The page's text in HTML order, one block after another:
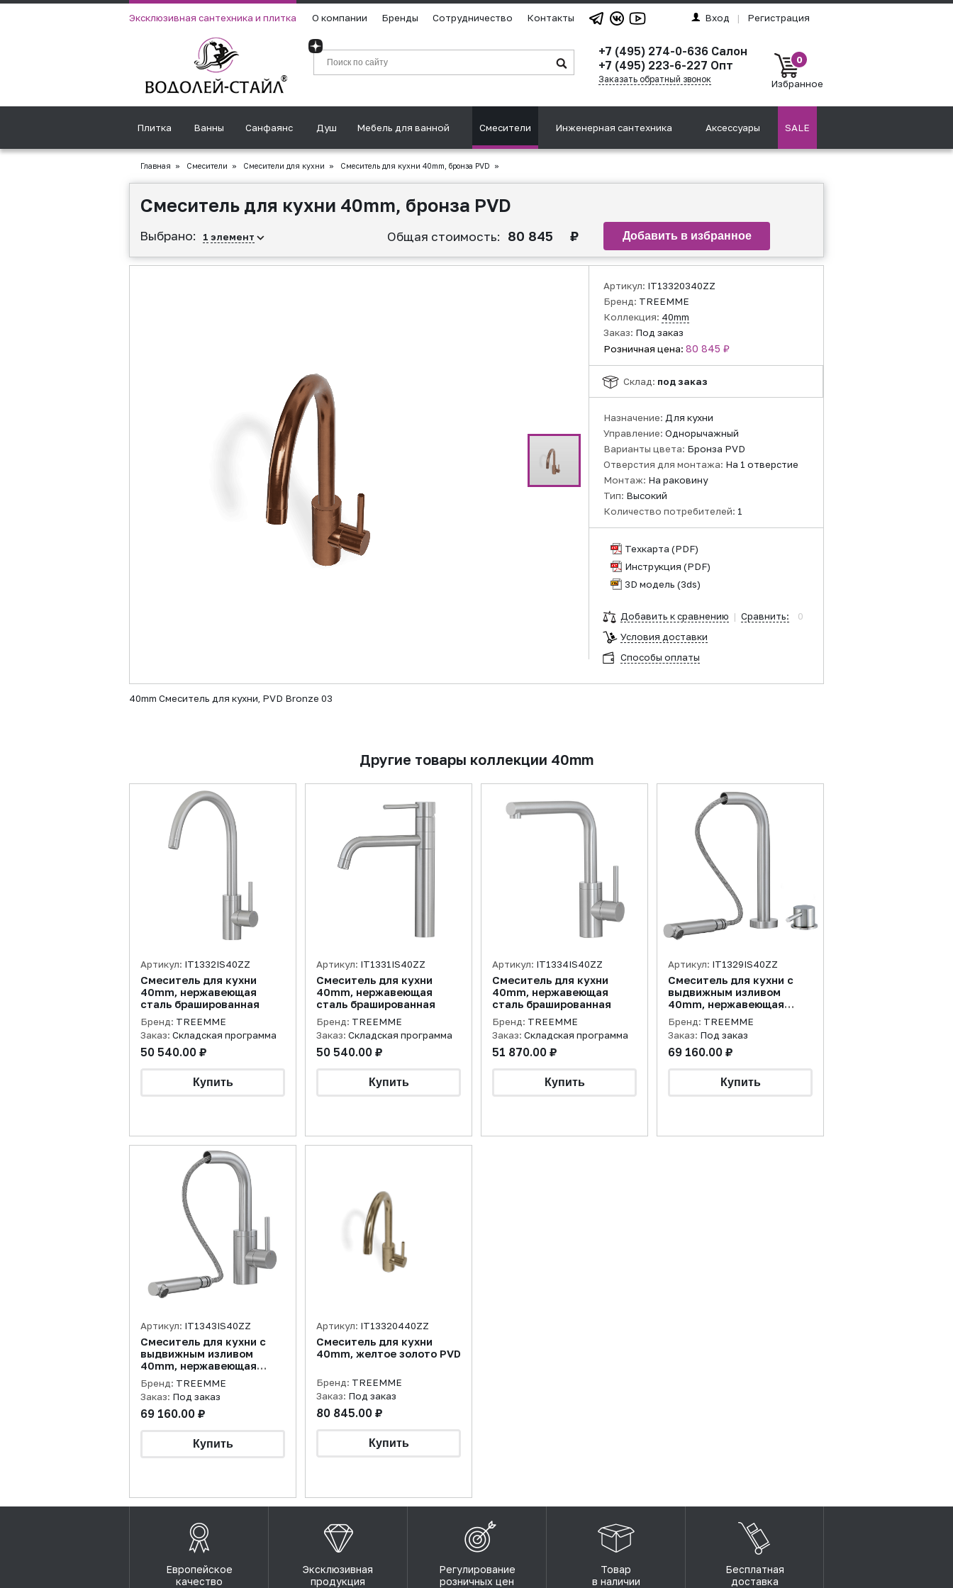
Эксклюзивная сантехника и плитка О компании Бренды Сотрудничество Контакты Вход | Регистрация
+7 (495) 274-0-636 Салон
+7 (495) 223-6-227 Опт
Заказать обратный звонок
0
Избранное
Плитка Ванны Санфаянс Душ Мебель для ванной Смесители Инженерная сантехника Аксессуары SALE
Главная » Смесители » Смесители для кухни » Смеситель для кухни 40mm, бронза PVD »
Смеситель для кухни 40mm, бронза PVD
Выбрано: 1 элемент Общая стоимость: 80 845 ₽
Артикул: IT13320340ZZ
Бренд: TREEMME
Коллекция: 40mm
Заказ: Под заказ
Розничная цена: 80 845 ₽
Склад: под заказ
Назначение: Для кухни
Управление: Однорычажный
Варианты цвета: Бронза PVD
Отверстия для монтажа: На 1 отверстие
Монтаж: На раковину
Тип: Высокий
Количество потребителей: 1
Техкарта (PDF)
Инструкция (PDF)
3D модель (3ds)
Добавить к сравнению | Сравнить:
0
Условия доставки
Способы оплаты
40mm Смеситель для кухни, PVD Bronze 03
Другие товары коллекции 40mm
Артикул: IT1332IS40ZZ
Смеситель для кухни
40mm, нержавеющая
сталь брашированная
Бренд: TREEMME
Заказ: Складская программа
50 540.00 ₽
Артикул: IT1331IS40ZZ
Смеситель для кухни
40mm, нержавеющая
сталь брашированная
Бренд: TREEMME
Заказ: Складская программа
50 540.00 ₽
Артикул: IT1334IS40ZZ
Смеситель для кухни
40mm, нержавеющая
сталь брашированная
Бренд: TREEMME
Заказ: Складская программа
51 870.00 ₽
Артикул: IT1329IS40ZZ
Смеситель для кухни с
выдвижным изливом
40mm, нержавеющая
сталь брашированная
Бренд: TREEMME
Заказ: Под заказ
69 160.00 ₽
Артикул: IT1343IS40ZZ
Смеситель для кухни с
выдвижным изливом
40mm, нержавеющая
сталь брашированная
Бренд: TREEMME
Заказ: Под заказ
69 160.00 ₽
Артикул: IT13320440ZZ
Смеситель для кухни
40mm, желтое золото PVD
Бренд: TREEMME
Заказ: Под заказ
80 845.00 ₽
Европейское
качество
Эксклюзивная
продукция
Регулирование
розничных цен
Товар
в наличии
Бесплатная
доставка